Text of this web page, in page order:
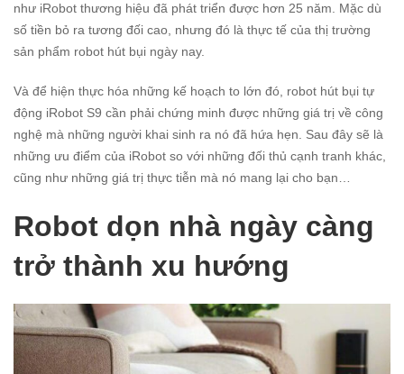
như iRobot thương hiệu đã phát triển được hơn 25 năm. Mặc dù
số tiền bỏ ra tương đối cao, nhưng đó là thực tế của thị trường
sản phẩm robot hút bụi ngày nay.
Và để hiện thực hóa những kế hoạch to lớn đó, robot hút bụi tự
động iRobot S9 cần phải chứng minh được những giá trị về công
nghệ mà những người khai sinh ra nó đã hứa hẹn. Sau đây sẽ là
những ưu điểm của iRobot so với những đối thủ cạnh tranh khác,
cũng như những giá trị thực tiễn mà nó mang lại cho bạn…
Robot dọn nhà ngày càng
trở thành xu hướng